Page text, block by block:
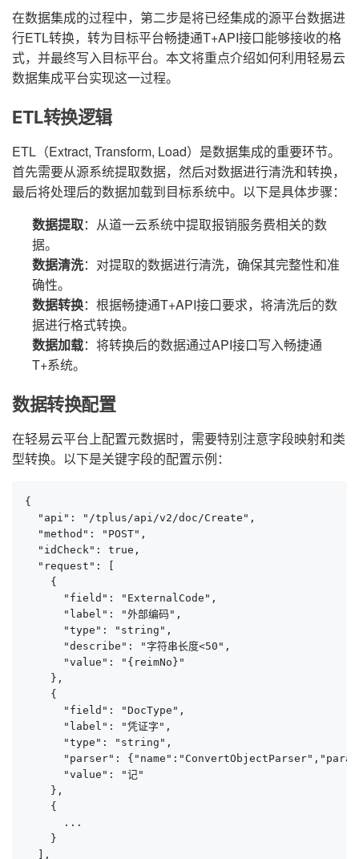
在数据集成的过程中，第二步是将已经集成的源平台数据进
行ETL转换，转为目标平台畅捷通T+API接口能够接收的格
式，并最终写入目标平台。本文将重点介绍如何利用轻易云
数据集成平台实现这一过程。
ETL转换逻辑
ETL（Extract, Transform, Load）是数据集成的重要环节。
首先需要从源系统提取数据，然后对数据进行清洗和转换，
最后将处理后的数据加载到目标系统中。以下是具体步骤：
数据提取：从道一云系统中提取报销服务费相关的数
据。
数据清洗：对提取的数据进行清洗，确保其完整性和准
确性。
数据转换：根据畅捷通T+API接口要求，将清洗后的数
据进行格式转换。
数据加载：将转换后的数据通过API接口写入畅捷通
T+系统。
数据转换配置
在轻易云平台上配置元数据时，需要特别注意字段映射和类
型转换。以下是关键字段的配置示例：
{
  "api": "/tplus/api/v2/doc/Create",
  "method": "POST",
  "idCheck": true,
  "request": [
    {
      "field": "ExternalCode",
      "label": "外部编码",
      "type": "string",
      "describe": "字符串长度<50",
      "value": "{reimNo}"
    },
    {
      "field": "DocType",
      "label": "凭证字",
      "type": "string",
"parser":
      "value": "记"
    },
    {
      ...
    }
  ],